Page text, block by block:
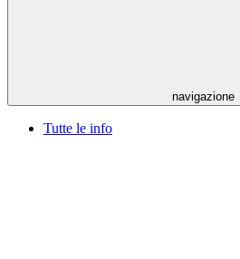
navigazione
Tutte le info